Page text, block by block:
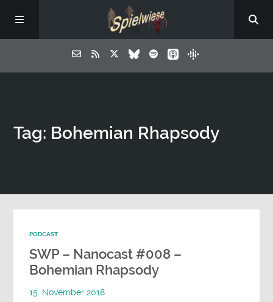
Tag: Bohemian Rhapsody
PODCAST
SWP – Nanocast #008 –
Bohemian Rhapsody
15. November 2018